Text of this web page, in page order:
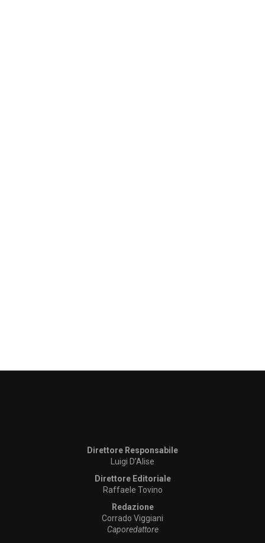
Direttore Responsabile
Luigi D’Alise
Direttore Editoriale
Raffaele Tovino
Redazione
Corrado Viggiani
Caporedattore